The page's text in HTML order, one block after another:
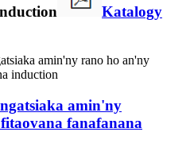
Katalogy
amin'ny
fanafanana